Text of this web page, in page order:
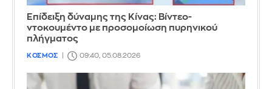
Επίδειξη δύναμης της Κίνας: Βίντεο-
ντοκουμέντο με προσομοίωση πυρηνικού
πλήγματος
ΚΟΣΜΟΣ 09:40, 05.08.2026